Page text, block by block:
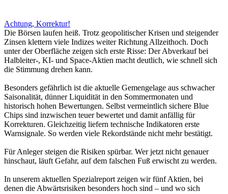
Achtung, Korrektur!
Die Börsen laufen heiß. Trotz geopolitischer Krisen und steigender
Zinsen klettern viele Indizes weiter Richtung Allzeithoch. Doch
unter der Oberfläche zeigen sich erste Risse: Der Abverkauf bei
Halbleiter-, KI- und Space-Aktien macht deutlich, wie schnell sich
die Stimmung drehen kann.
Besonders gefährlich ist die aktuelle Gemengelage aus schwacher
Saisonalität, dünner Liquidität in den Sommermonaten und
historisch hohen Bewertungen. Selbst vermeintlich sichere Blue
Chips sind inzwischen teuer bewertet und damit anfällig für
Korrekturen. Gleichzeitig liefern technische Indikatoren erste
Warnsignale. So werden viele Rekordstände nicht mehr bestätigt.
Für Anleger steigen die Risiken spürbar. Wer jetzt nicht genauer
hinschaut, läuft Gefahr, auf dem falschen Fuß erwischt zu werden.
In unserem aktuellen Spezialreport zeigen wir fünf Aktien, bei
denen die Abwärtsrisiken besonders hoch sind – und wo sich